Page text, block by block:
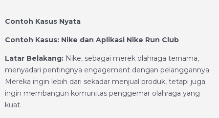
Contoh Kasus Nyata
Contoh Kasus: Nike dan Aplikasi Nike Run Club
Latar Belakang: Nike, sebagai merek olahraga ternama,
menyadari pentingnya engagement dengan pelanggannya.
Mereka ingin lebih dari sekadar menjual produk, tetapi juga
ingin membangun komunitas penggemar olahraga yang
kuat.